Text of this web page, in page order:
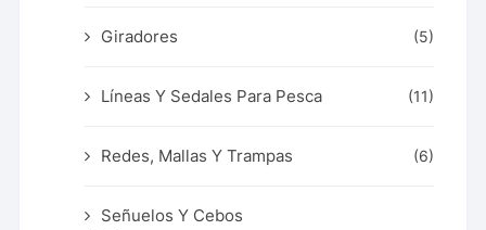
Giradores (5)
Líneas Y Sedales Para Pesca (11)
Redes, Mallas Y Trampas (6)
Señuelos Y Cebos